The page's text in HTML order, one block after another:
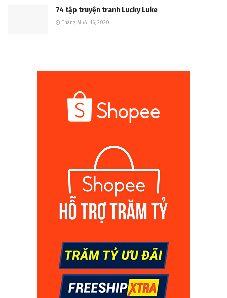
74 tập truyện tranh Lucky Luke
Tháng Mười 16, 2020